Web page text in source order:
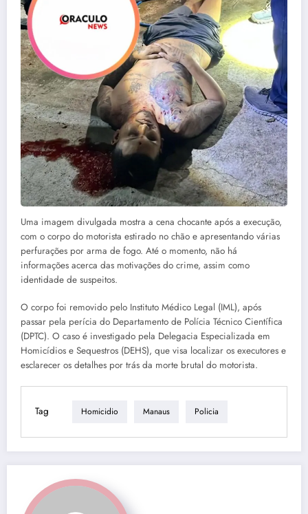
Uma imagem divulgada mostra a cena chocante após a execução,
com o corpo do motorista estirado no chão e apresentando várias
perfurações por arma de fogo. Até o momento, não há
informações acerca das motivações do crime, assim como
identidade de suspeitos.
O corpo foi removido pelo Instituto Médico Legal (IML), após
passar pela perícia do Departamento de Polícia Técnico Científica
(DPTC). O caso é investigado pela Delegacia Especializada em
Homicídios e Sequestros (DEHS), que visa localizar os executores e
esclarecer os detalhes por trás da morte brutal do motorista.
Tag Homicidio Manaus Policia